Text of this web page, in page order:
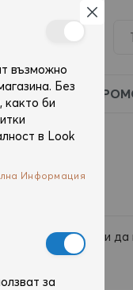
имейл адреса си да
възможно
Без
както би
в Look
Информация
за